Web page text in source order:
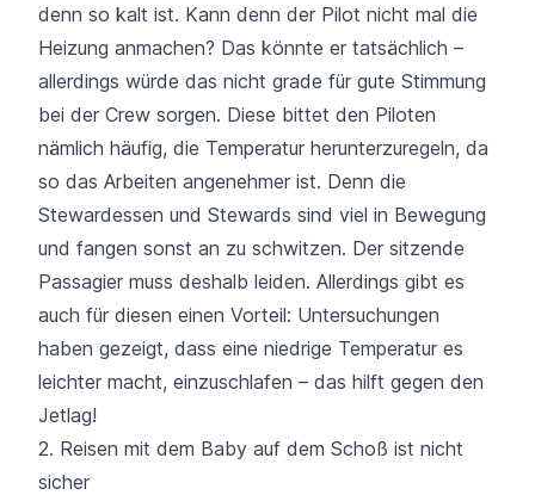
denn so kalt ist. Kann denn der Pilot nicht mal die
Heizung anmachen? Das könnte er tatsächlich –
allerdings würde das nicht grade für gute Stimmung
bei der Crew sorgen. Diese bittet den Piloten
nämlich häufig, die Temperatur herunterzuregeln, da
so das Arbeiten angenehmer ist. Denn die
Stewardessen und Stewards sind viel in Bewegung
und fangen sonst an zu schwitzen. Der sitzende
Passagier muss deshalb leiden. Allerdings gibt es
auch für diesen einen Vorteil: Untersuchungen
haben gezeigt, dass eine niedrige Temperatur es
leichter macht, einzuschlafen – das hilft gegen den
Jetlag!
2. Reisen mit dem Baby auf dem Schoß ist nicht
sicher